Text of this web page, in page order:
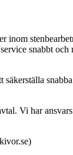
inom
snabbt och
Vi har